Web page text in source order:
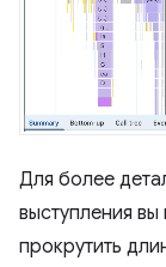
Для более
выступления
прокрутить